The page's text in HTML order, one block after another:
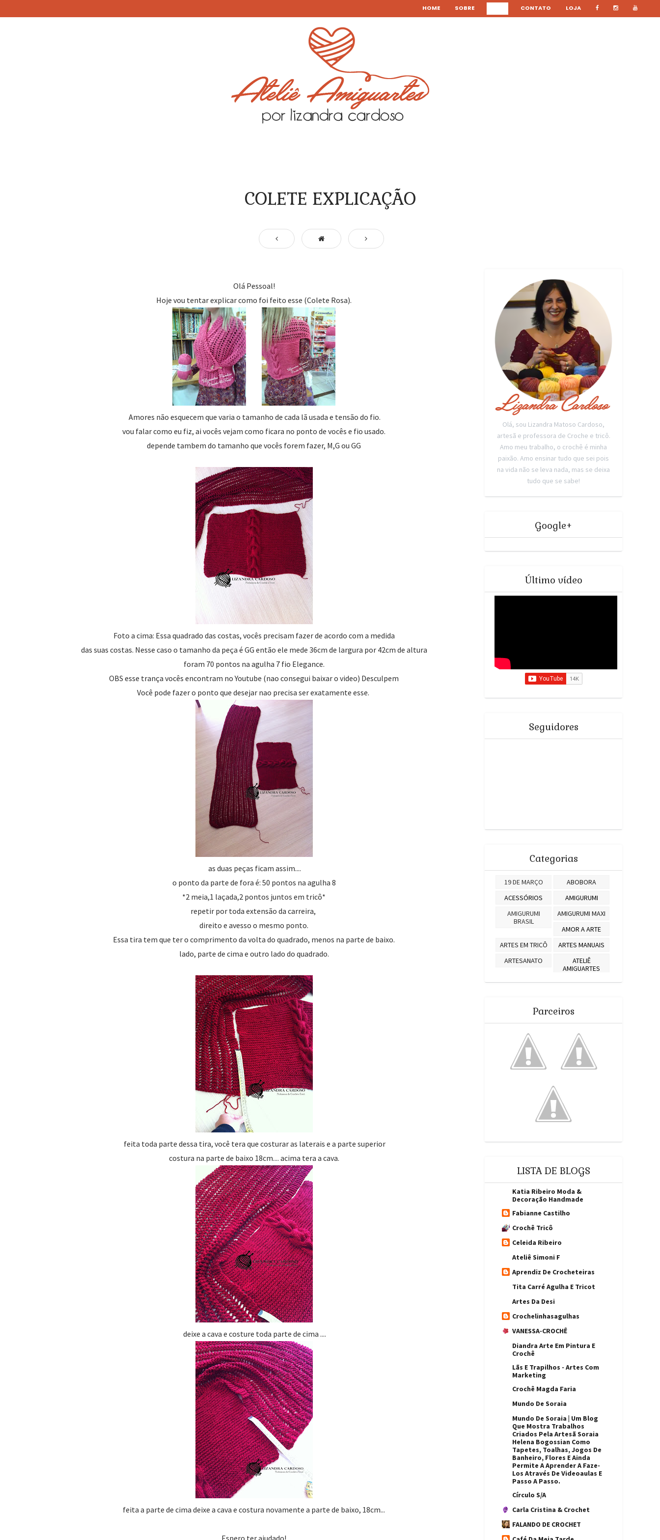
HOME SOBRE CONTATO LOJA
COLETE EXPLICAÇÃO
Olá Pessoal!
Hoje vou tentar explicar como foi feito esse (Colete Rosa).
Amores não esquecem que varia o tamanho de cada lã usada e tensão do fio.
vou falar como eu fiz, ai vocês vejam como ficara no ponto de vocês e fio usado.
depende tambem do tamanho que vocês forem fazer, M,G ou GG
Foto a cima: Essa quadrado das costas, vocês precisam fazer de acordo com a medida
das suas costas. Nesse caso o tamanho da peça é GG então ele mede 36cm de largura por 42cm de altura
foram 70 pontos na agulha 7 fio Elegance.
OBS esse trança vocês encontram no Youtube (nao consegui baixar o video) Desculpem
Você pode fazer o ponto que desejar nao precisa ser exatamente esse.
as duas peças ficam assim....
o ponto da parte de fora é: 50 pontos na agulha 8
*2 meia,1 laçada,2 pontos juntos em tricô*
repetir por toda extensão da carreira,
direito e avesso o mesmo ponto.
Essa tira tem que ter o comprimento da volta do quadrado, menos na parte de baixo.
lado, parte de cima e outro lado do quadrado.
feita toda parte dessa tira, você tera que costurar as laterais e a parte superior
costura na parte de baixo 18cm.... acima tera a cava.
deixe a cava e costure toda parte de cima ....
feita a parte de cima deixe a cava e costura novamente a parte de baixo, 18cm...
Espero ter ajudado!
Olá, sou Lizandra Matoso Cardoso,
artesã e professora de Croche e tricô.
Amo meu trabalho, o crochê é minha
paixão. Amo ensinar tudo que sei pois
na vida não se leva nada, mas se deixa
tudo que se sabe!
Google+
Último vídeo
Seguidores
Categorias
19 DE MARÇO
ABOBORA
ACESSÓRIOS
AMIGURUMI
AMIGURUMI
BRASIL
AMIGURUMI MAXI
AMOR A ARTE
ARTES EM TRICÔ
ARTES MANUAIS
ARTESANATO
ATELIÊ
AMIGUARTES
BARROCO 4
BARROCO
BARROCO FAST
BARROCO
MAXCOLOR
BARROCO SOFT
BATIK
BICHINHOS
BICHO PREGUIÇA
AMIGURUMI
BLOGGER
BLOGS
BLUSA EM TRICO
BOLSAS
BONECA
BRUXA
CACHECOL
CACHEPÔ
CACHORRO
CAMISA
CARDIGÃ
CASA E JARDIM
CASACO EM
CENOURA PORTA
OVOS
CHIMARRÃO
CI
CÍRCULO S/A
COATSCRAFTS
COELHINHO
COELHO
AMIGURUMI
COELHO
COELHO GRANDE
COELHOS
COLETE
CONJUNTO DE
BANHEIRO
CORUJAS
CRIAÇÃO
CROCHE
CROCHÊ
CROCHE DE
GRAMPO
CROCHET
CUIA PARA
CHIMARRÃO
CASA
PASCOA
DECORAÇÃO
QUARTO DE BEBE
DECORE LUXO
Parceiros
LISTA DE BLOGS
Katia Ribeiro Moda &
Decoração Handmade
Fabianne Castilho
Crochê Tricô
Celeida Ribeiro
Ateliê Simoni F
Aprendiz De Crocheteiras
Tita Carré Agulha E Tricot
Artes Da Desi
Crochelinhasagulhas
VANESSA-CROCHÊ
Diandra Arte Em Pintura E
Crochê
Lãs E Trapilhos - Artes Com
Marketing
Crochê Magda Faria
Mundo De Soraia
Mundo De Soraia | Um Blog
Que Mostra Trabalhos
Criados Pela Artesã Soraia
Helena Bogossian Como
Tapetes, Toalhas, Jogos De
Banheiro, Flores E Ainda
Permite A Aprender A Faze-
Los Através De Videoaulas E
Passo A Passo.
Círculo S/A
Carla Cristina & Crochet
FALANDO DE CROCHET